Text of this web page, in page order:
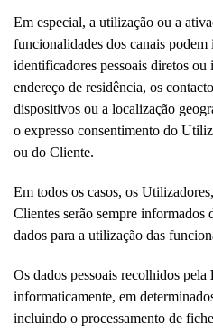
Em especial, a utilização ou a
funcionalidades dos canais
identificadores pessoais diretos
endereço de residência, os
dispositivos ou a localização
o expresso consentimento do
ou do Cliente.
Em todos os casos, os
Clientes serão sempre informados
dados para a utilização das
Os dados pessoais recolhidos pela
informaticamente, em
incluindo o processamento de